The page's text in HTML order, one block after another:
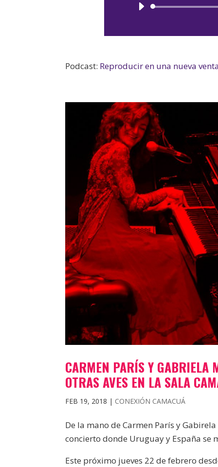
Podcast: Reproducir en una nueva
CARMEN PARÍS Y GABRIELA
OTRAS AVES EN LA SALA
FEB 19, 2018 | CONEXIÓN CAMACUÁ
De la mano de Carmen París y
concierto donde Uruguay y España se
Este próximo jueves 22 de febrero